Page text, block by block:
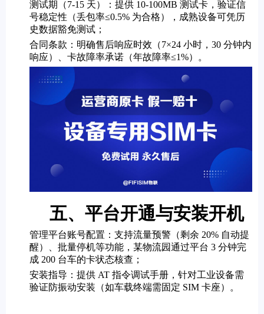
测试期（7-15 天）：提供 10-100MB 测试卡，验证信
号稳定性（丢包率≤0.5% 为合格），成熟设备可凭历
史数据豁免测试；
合同条款：明确售后响应时效（7×24 小时，30 分钟内
响应）、卡故障率承诺（年故障率≤1%）。
五、平台开通与安装开机
管理平台账号配置：支持流量预警（剩余 20% 自动提
醒）、批量停机等功能，某物流园通过平台 3 分钟完
成 200 台车的卡状态核查；
安装指导：提供 AT 指令调试手册，针对工业设备需
验证防振动安装（如车载终端需固定 SIM 卡座）。